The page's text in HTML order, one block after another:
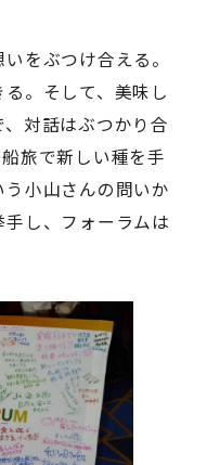
をぶつけ合える。
。そして、美味し
対話はぶつかり合
旅で新しい種を手
小山さんの問いか
し、フォーラムは